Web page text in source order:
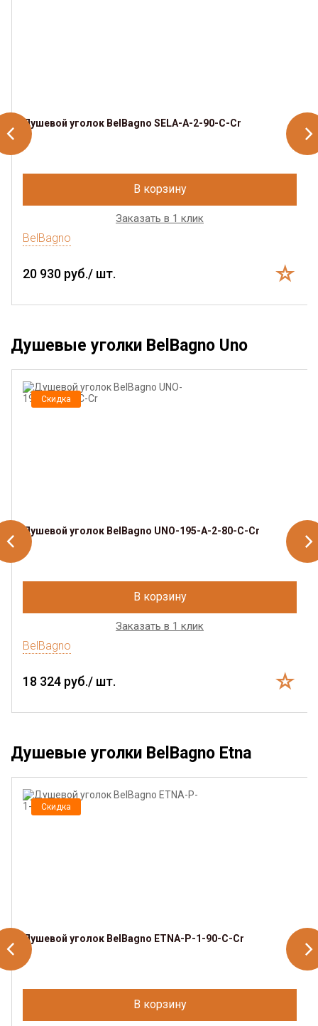
Душевой уголок BelBagno SELA-A-2-90-C-Cr
В корзину
Заказать в 1 клик
BelBagno
20 930 руб./ шт.
Душевые уголки BelBagno Uno
Скидка
Душевой уголок BelBagno UNO-195-A-2-80-C-Cr
В корзину
Заказать в 1 клик
BelBagno
18 324 руб./ шт.
Душевые уголки BelBagno Etna
Скидка
Душевой уголок BelBagno ETNA-P-1-90-C-Cr
В корзину